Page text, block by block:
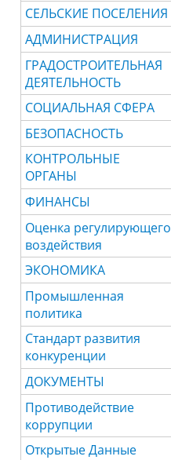
СЕЛЬСКИЕ ПОСЕЛЕНИЯ
АДМИНИСТРАЦИЯ
ГРАДОСТРОИТЕЛЬНАЯ
ДЕЯТЕЛЬНОСТЬ
СОЦИАЛЬНАЯ СФЕРА
БЕЗОПАСНОСТЬ
КОНТРОЛЬНЫЕ
ОРГАНЫ
ФИНАНСЫ
Оценка регулирующего
воздействия
ЭКОНОМИКА
Промышленная
политика
Стандарт развития
конкуренции
ДОКУМЕНТЫ
Противодействие
коррупции
Открытые Данные